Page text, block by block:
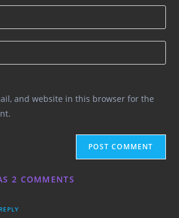
and website in this browser for the
2 COMMENTS
REPLY